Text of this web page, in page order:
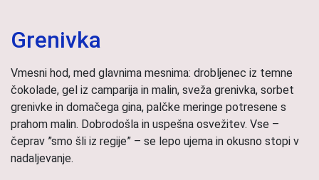
Grenivka
Vmesni hod, med glavnima mesnima: drobljenec iz temne
čokolade, gel iz camparija in malin, sveža grenivka, sorbet
grenivke in domačega gina, palčke meringe potresene s
prahom malin. Dobrodošla in uspešna osvežitev. Vse –
čeprav ”smo šli iz regije” – se lepo ujema in okusno stopi v
nadaljevanje.